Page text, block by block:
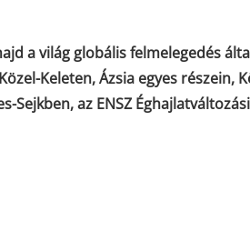
a világ globális felmelegedés
Keleten, Ázsia egyes részein,
az ENSZ